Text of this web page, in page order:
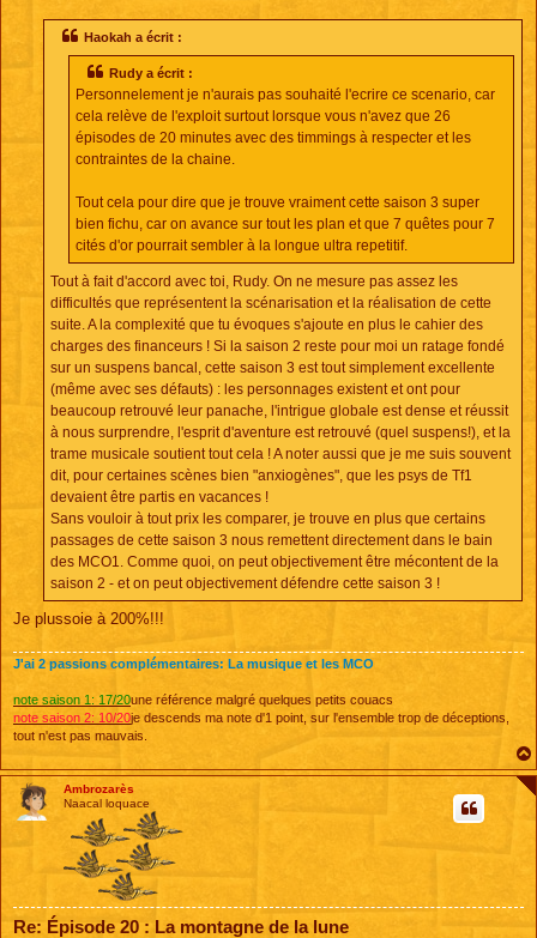
Haokah a écrit :
Rudy a écrit :
Personnelement je n'aurais pas souhaité l'ecrire ce scenario, car
cela relève de l'exploit surtout lorsque vous n'avez que 26
épisodes de 20 minutes avec des timmings à respecter et les
contraintes de la chaine.
Tout cela pour dire que je trouve vraiment cette saison 3 super
bien fichu, car on avance sur tout les plan et que 7 quêtes pour 7
cités d'or pourrait sembler à la longue ultra repetitif.
Tout à fait d'accord avec toi, Rudy. On ne mesure pas assez les
difficultés que représentent la scénarisation et la réalisation de cette
suite. A la complexité que tu évoques s'ajoute en plus le cahier des
charges des financeurs ! Si la saison 2 reste pour moi un ratage fondé
sur un suspens bancal, cette saison 3 est tout simplement excellente
(même avec ses défauts) : les personnages existent et ont pour
beaucoup retrouvé leur panache, l'intrigue globale est dense et réussit
à nous surprendre, l'esprit d'aventure est retrouvé (quel suspens!), et la
trame musicale soutient tout cela ! A noter aussi que je me suis souvent
dit, pour certaines scènes bien "anxiogènes", que les psys de Tf1
devaient être partis en vacances !
Sans vouloir à tout prix les comparer, je trouve en plus que certains
passages de cette saison 3 nous remettent directement dans le bain
des MCO1. Comme quoi, on peut objectivement être mécontent de la
saison 2 - et on peut objectivement défendre cette saison 3 !
Je plussoie à 200%!!!
J'ai 2 passions complémentaires: La musique et les MCO
note saison 1: 17/20une référence malgré quelques petits couacs
note saison 2: 10/20je descends ma note d'1 point, sur l'ensemble trop de déceptions,
tout n'est pas mauvais.
Ambrozarès
Naacal loquace
Re: Épisode 20 : La montagne de la lune